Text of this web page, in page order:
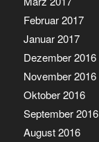
Februar 2017
Januar 2017
Dezember 2016
November 2016
Oktober 2016
September 2016
August 2016